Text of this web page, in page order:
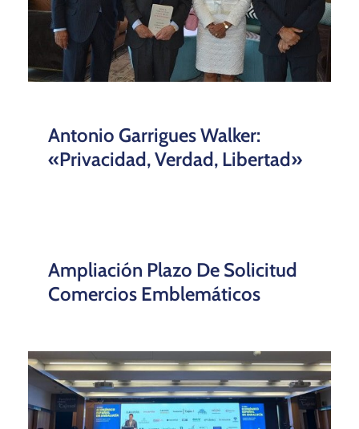
Antonio Garrigues Walker:
«Privacidad, Verdad, Libertad»
Ampliación Plazo De Solicitud
Comercios Emblemáticos